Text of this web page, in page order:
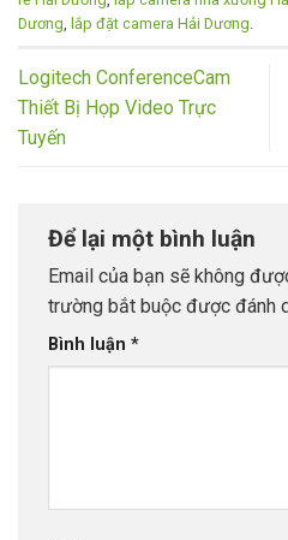
Dương, lắp đặt camera Hải Dương.
Logitech ConferenceCam
Thiết Bị Họp Video Trực
Tuyến
Để lại một bình luận
Email của bạn sẽ không
trường bắt buộc được đánh
Bình luận *